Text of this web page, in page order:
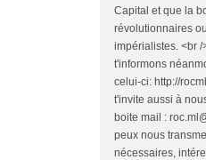
Capital et que la
révolutionnaires
impérialistes. <br /
t'informons
celui-ci: http://
t'invite aussi à
boite mail :
peux nous
nécessaires,